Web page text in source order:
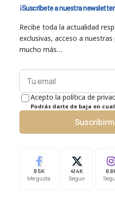
¡Suscríbete a nuestra
Recibe toda la actualidad
exclusivas, acceso a
mucho más…
Acepto la política de
Podrás darte de baja en
9.5K
Me gusta
41.4K
Seguir